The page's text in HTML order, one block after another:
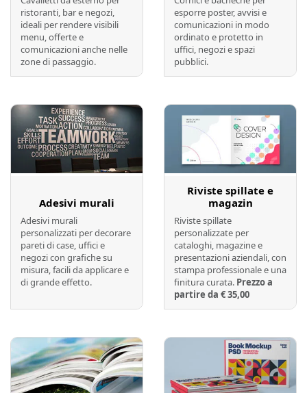
ristoranti, bar e negozi,
ideali per rendere visibili
menu, offerte e
comunicazioni anche nelle
zone di passaggio.
esporre poster, avvisi e
comunicazioni in modo
ordinato e protetto in
uffici, negozi e spazi
pubblici.
Adesivi murali
Adesivi murali
personalizzati per decorare
pareti di case, uffici e
negozi con grafiche su
misura, facili da applicare e
di grande effetto.
Riviste spillate e
magazin
Riviste spillate
personalizzate per
cataloghi, magazine e
presentazioni aziendali, con
stampa professionale e una
finitura curata. Prezzo a
partire da € 35,00